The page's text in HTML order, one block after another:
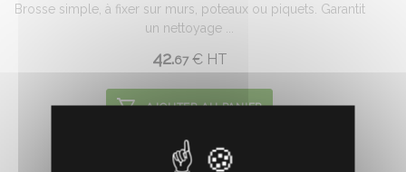
Brosse simple, à fixer sur murs, poteaux ou piquets. Garantit
un nettoyage ...
42.67 €HT
AJOUTER AU PANIER